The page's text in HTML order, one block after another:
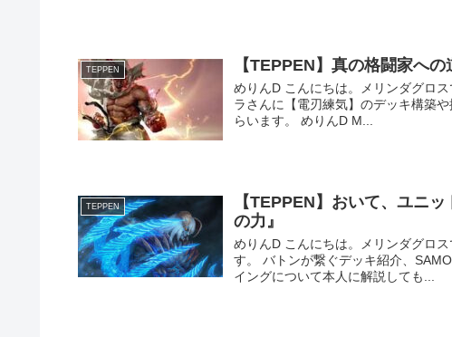
TEPPEN 【TEPPEN】真の格闘家へ
めりんD こんにちは。メリンダグロ
ラさんに【電刃練気】のデッキ構築
らいます。 めりんD M...
TEPPEN
【TEPPEN】おいて、ユニ
の力』
めりんD こんにちは。メリンダグロ
す。 バトンが繋ぐデッキ紹介、
イングについて本人に解説しても...